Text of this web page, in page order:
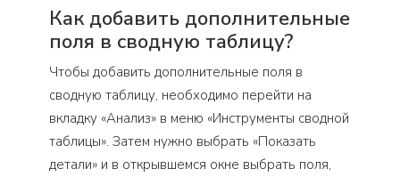
Как добавить дополнительные
поля в сводную таблицу?
Чтобы добавить дополнительные поля в
сводную таблицу, необходимо перейти на
вкладку «Анализ» в меню «Инструменты сводной
таблицы». Затем нужно выбрать «Показать
детали» и в открывшемся окне выбрать поля,